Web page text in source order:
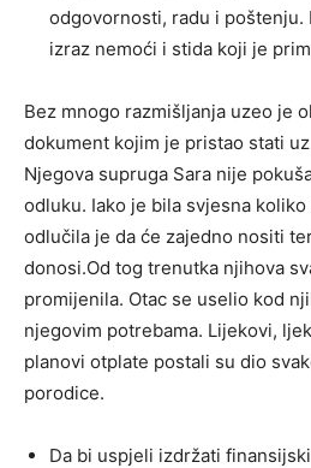
odgovornosti, radu i poštenju.
izraz nemoći i stida koji je
Bez mnogo razmišljanja uzeo je
dokument kojim je pristao stati
Njegova supruga Sara nije
odluku. Iako je bila svjesna
odlučila je da će zajedno nositi
donosi.Od tog trenutka njihova
promijenila. Otac se uselio kod
njegovim potrebama. Lijekovi,
planovi otplate postali su dio
porodice.
Da bi uspjeli izdržati